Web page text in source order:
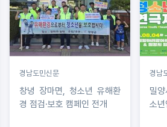
경남도민신문
창녕 장마면, 청소년 유해환
경 점검·보호 캠페인 전개
경남
밀
소년